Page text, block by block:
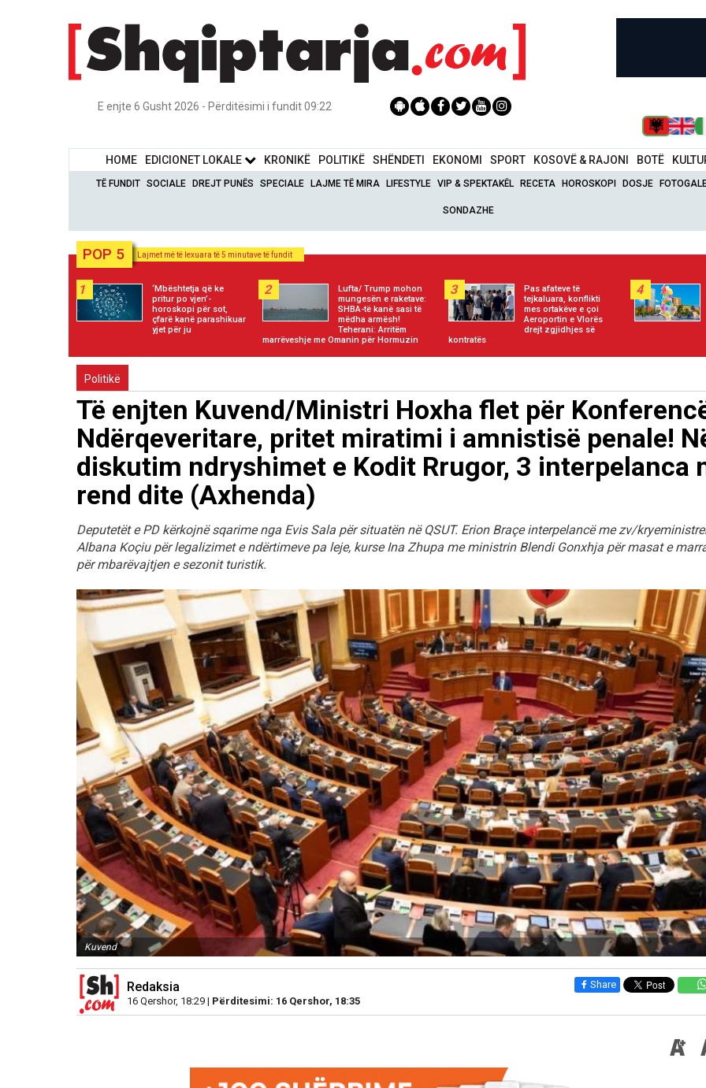
E enjte 6 Gusht 2026 - Përditësimi i fundit 09:22
HOME EDICIONET LOKALE KRONIKË POLITIKË SHËNDETI EKONOMI SPORT KOSOVË & RAJONI BOTË
TË FUNDIT SOCIALE DREJT PUNËS SPECIALE LAJME TË MIRA LIFESTYLE VIP & SPEKTAKËL RECETA HOROSKOPI DOSJE
SONDAZHE
POP 5 Lajmet më të lexuara të 5 minutave të fundit
1
‘Mbështetja që ke
pritur po vjen’-
horoskopi për sot,
çfarë kanë parashikuar
yjet për ju
2
Lufta/ Trump mohon
mungesën e raketave:
SHBA-të kanë sasi të
mëdha armësh!
Teherani: Arritëm
marrëveshje me Omanin për Hormuzin
3
Pas afateve të
tejkaluara, konflikti
mes ortakëve e çoi
Aeroportin e Vlorës
drejt zgjidhjes së
kontratës
4
Politikë
Të enjten Kuvend/Ministri Hoxha flet për
Ndërqeveritare, pritet miratimi i amnistisë penale!
diskutim ndryshimet e Kodit Rrugor, 3 interpelanca
rend dite (Axhenda)
Deputetët e PD kërkojnë sqarime nga Evis Sala për situatën në QSUT. Erion Braçe interpelancë me zv/
Albana Koçiu për legalizimet e ndërtimeve pa leje, kurse Ina Zhupa me ministrin Blendi Gonxhja për masat e
për mbarëvajtjen e sezonit turistik.
Kuvend
Redaksia
16 Qershor, 18:29 | Përditesimi: 16 Qershor, 18:35
Share